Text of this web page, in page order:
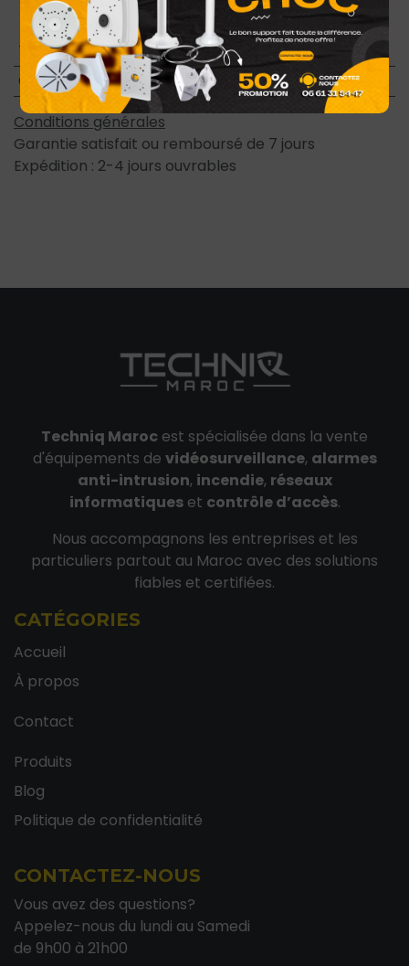
Type d'accessoire PC:Souris
Connectivité:Avec Fil
Conditions générales
Garantie satisfait ou remboursé de 7 jours
Expédition : 2-4 jours ouvrables
Techniq Maroc est spécialisée dans la vente
d'équipements de vidéosurveillance, alarmes
anti-intrusion, incendie, réseaux
informatiqueset contrôle d’accès.
Nous accompagnons les entreprises et les
particuliers partout au Maroc avec des solutions
fiables et certifiées.
CATÉGORIES
Accueil
À propos
Contact
Produits
Blog
Politique de confidentialité
CONTACTEZ-NOUS
Vous avez des questions?
Appelez-nous du lundi au Samedi
de 9h00 à 21h00